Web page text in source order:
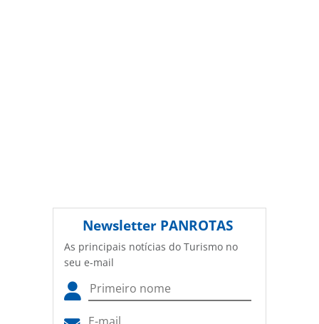
Newsletter PANROTAS
As principais notícias do Turismo no
seu e-mail